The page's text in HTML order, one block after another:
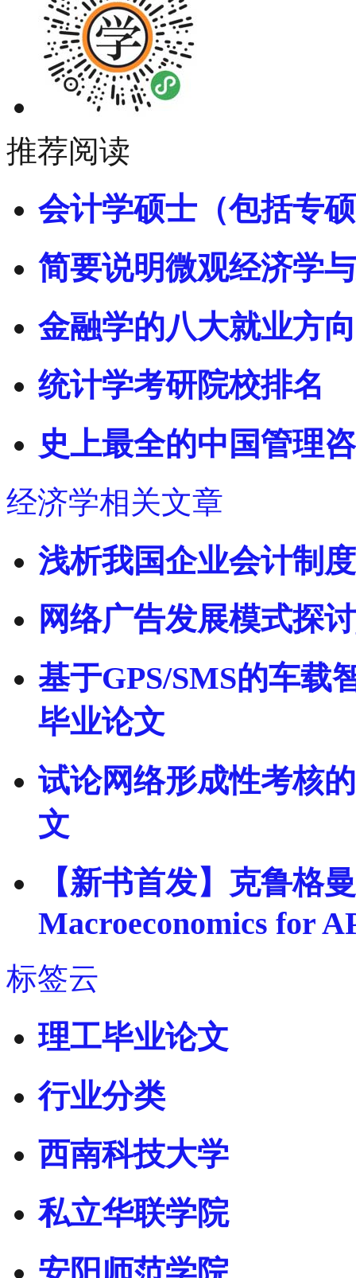
推荐阅读
会计学硕士（包括专
简要说明微观经济学
金融学的八大就业方
统计学考研院校排名
史上最全的中国管理
经济学相关文章
浅析我国企业会计制
网络广告发展模式探
基于GPS/SMS的车载
毕业论文
试论网络形成性考核
文
【新书首发】克鲁格
Macroeconomics for
标签云
理工毕业论文
行业分类
西南科技大学
私立华联学院